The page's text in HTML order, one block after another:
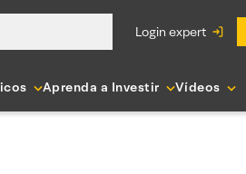
login expert
Aprenda a Investir Vídeos